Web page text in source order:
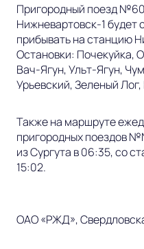
Пригородный поезд
Нижневартовск-1 будет
прибывать на станцию
Остановки: Почекуйка,
Вач-Ягун, Ульт-Ягун,
Урьевский, Зеленый
Такжена маршруте
пригородных поездов
из Сургута в 06:35, со
15:02.
ОАО «РЖД»,